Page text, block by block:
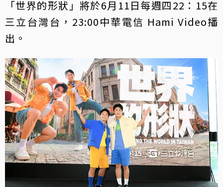
「世界的形狀」將於6月11日每週四22：15在
三立台灣台，23:00中華電信 Hami Video播
出。